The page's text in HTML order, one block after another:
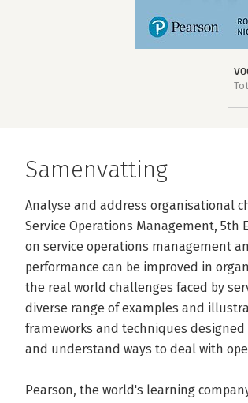
Samenvatting
Analyse and address organisational
Service Operations Management,
on service operations management
performance can be improved in
the real world challenges faced by
diverse range of examples and
frameworks and techniques
and understand ways to deal with
Pearson, the world's learning